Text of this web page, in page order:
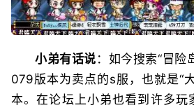
小弟有话说 ：如今搜索“冒险
079版本为卖点的s服，也就是“
本。在论坛上小弟也看到许多玩